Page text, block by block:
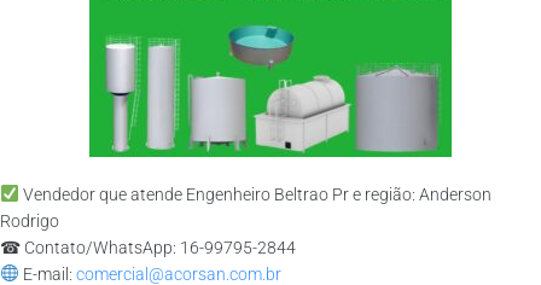
Vendedor que atende Engenheiro Beltrao Pr e região: Anderson
Rodrigo
☎ Contato/WhatsApp: 16-99795-2844
E-mail: comercial@acorsan.com.br